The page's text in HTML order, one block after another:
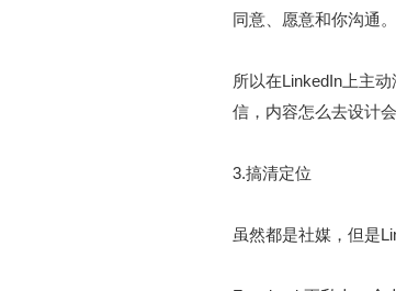
同意、愿意和你沟通。
所以在LinkedIn上主
信，内容怎么去设计
3.搞清定位
虽然都是社媒，但是